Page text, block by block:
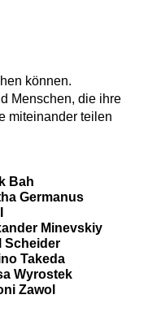
können.
Menschen, die ihre
miteinander teilen
Bah
Germanus
Minevskiy
Scheider
Takeda
Wyrostek
Zawol